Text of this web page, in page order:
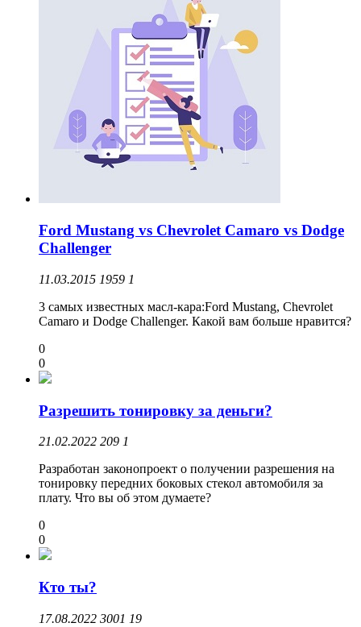
Ford Mustang vs Chevrolet Camaro vs Dodge
Challenger
11.03.2015 1959 1
3 самых известных масл-кара:Ford Mustang, Chevrolet
Camaro и Dodge Challenger. Какой вам больше нравится?
0
0
Разрешить тонировку за деньги?
21.02.2022 209 1
Разработан законопроект о получении разрешения на
тонировку передних боковых стекол автомобиля за
плату. Что вы об этом думаете?
0
0
Кто ты?
17.08.2022 3001 19